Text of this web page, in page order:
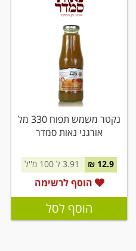
נקטר משמש תפוח 330 מל
אורגני נאות סמדר
12.9 ₪
הוסף לרשימה
הוסף לסל